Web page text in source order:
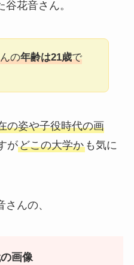
花音さん。
の年齢は21歳で
の姿や子役時代の画
がどこの大学かも気に
んの、
画像